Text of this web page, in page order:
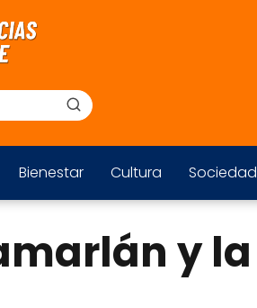
Bienestar Cultura Sociedad
y la